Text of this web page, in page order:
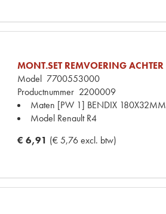
MONT.SET REMVOERING ACHTER
Model 7700553000
Productnummer 2200009
Maten [PW 1] BENDIX 180X32MM
Model Renault R4
€ 6,91 (€ 5,76 excl. btw)